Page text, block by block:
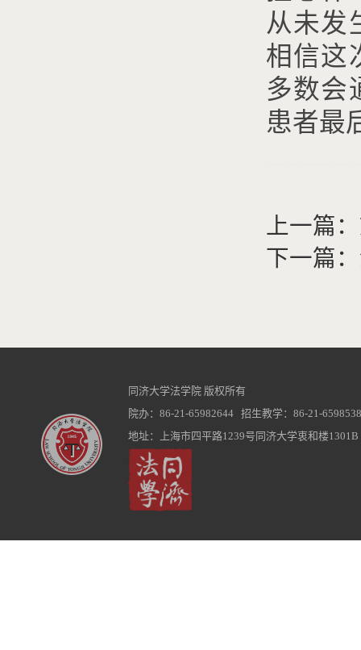
从未发
相信这
多数会
患者最
上一篇
下一篇
同济大学法学院 版权所有
院办：86-21-65982644 招生教学：86-21-
地址：上海市四平路1239号同济大学衷和楼1301B